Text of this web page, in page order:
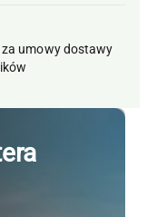
za umowy dostawy